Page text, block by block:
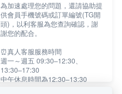
為加速處理您的問題，還請協助提
供會員手機號碼或訂單編號(TG開
頭)，以利客服為您查詢確認，謝
謝您的配合。
⏰真人客服服務時間
週一～週五 09:30–12:30、
13:30–17:30
中午休息時間為12:30–13:30